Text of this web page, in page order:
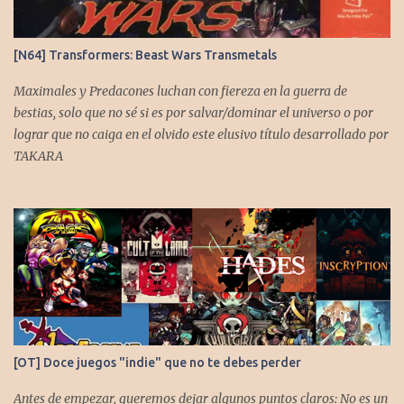
[N64] Transformers: Beast Wars Transmetals
Maximales y Predacones luchan con fiereza en la guerra de
bestias, solo que no sé si es por salvar/dominar el universo o por
lograr que no caiga en el olvido este elusivo título desarrollado por
TAKARA
[OT] Doce juegos "indie" que no te debes perder
Antes de empezar, queremos dejar algunos puntos claros: No es un